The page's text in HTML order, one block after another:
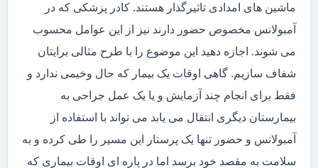
ماشین های امدادی تاثیرگذار هستند. کادر پزشکی که در
آمبولانس مخصوص حضور دارند نیز از این عوامل محسوب
می شوند. اجازه دهید این موضوع را با طرح مثالی برایتان
شفاف سازیم. گاهی اوقات یک بیمار که حال وخیمی ندارد و
فقط برای انجام چند آزمایش و یا یک عمل جراحی به
بیمارستان دیگری انتقال می یابد می تواند با استفاده از
آمبولانس و حضور تنها یک پرستار این مسیر را طی کرده و به
سلامت به مقصد خود برسد اما در پاره ای اوقات بیماری که